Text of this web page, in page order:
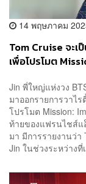
14 พฤษภาคม
Tom Cruise จะเ
เพื่อโปรโมต
Jin พี่ใหญ่แห่งวง
มาออกรายการวาไร
โปรโมต Mission:
ท้ายของแฟรนไชส์
มา มีการรายงานว่า
Jin ในช่วงระหว่างที่